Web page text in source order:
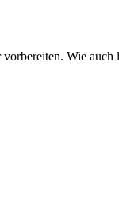
Wie